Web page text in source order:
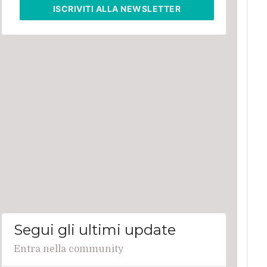
ISCRIVITI ALLA NEWSLETTER
Segui gli ultimi update
Entra nella community